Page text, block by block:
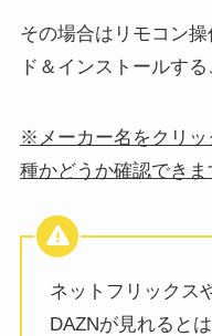
その場合はリモコン
ド＆インストールする
※メーカー名をクリッ
種かどうか確認できま
ネットフリックス
DAZNが見れると